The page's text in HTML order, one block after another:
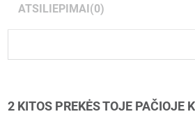
ATSILIEPIMAI(0)
2 KITOS PREKĖS TOJE PAČIOJE